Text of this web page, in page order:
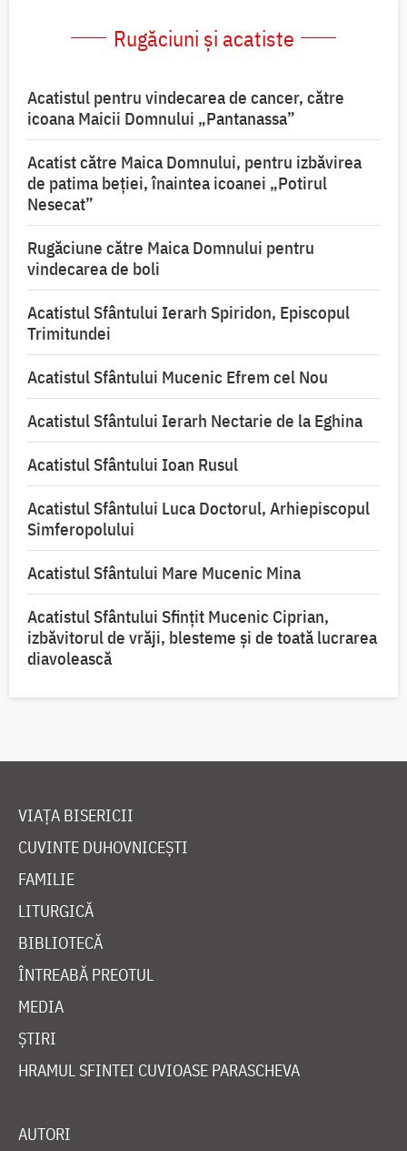
Rugăciuni și acatiste
Acatistul pentru vindecarea de cancer, către
icoana Maicii Domnului „Pantanassa”
Acatist către Maica Domnului, pentru izbăvirea
de patima beției, înaintea icoanei „Potirul
Nesecat”
Rugăciune către Maica Domnului pentru
vindecarea de boli
Acatistul Sfântului Ierarh Spiridon, Episcopul
Trimitundei
Acatistul Sfântului Mucenic Efrem cel Nou
Acatistul Sfântului Ierarh Nectarie de la Eghina
Acatistul Sfântului Ioan Rusul
Acatistul Sfântului Luca Doctorul, Arhiepiscopul
Simferopolului
Acatistul Sfântului Mare Mucenic Mina
Acatistul Sfântului Sfințit Mucenic Ciprian,
izbăvitorul de vrăji, blesteme și de toată lucrarea
diavolească
VIAȚA BISERICII
CUVINTE DUHOVNICEȘTI
FAMILIE
LITURGICĂ
BIBLIOTECĂ
ÎNTREABĂ PREOTUL
MEDIA
ȘTIRI
HRAMUL SFINTEI CUVIOASE PARASCHEVA
AUTORI